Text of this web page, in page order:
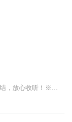
【人文读书声--重磅作品】※全本完结，放心收听！※八年级（上）语文教科书名著导读指定作品，同名有声书！※著名翻译家董乐山先生权威中文译本！※人民文学出版...